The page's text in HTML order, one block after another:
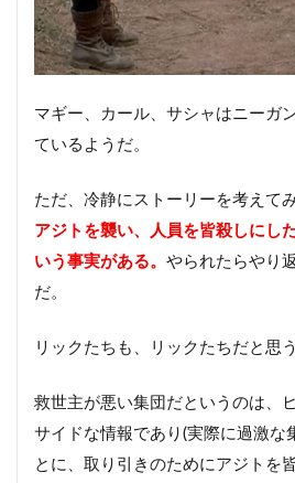
マギー、カール、サシャはニーガ
ているようだ。
ただ、冷静にストーリーを考えてみ
アジトを襲い、人員を皆殺しにし
いう事実がある。 やられたらやり
だ。
リックたちも、リックたちだと思う
救世主が悪い集団だというのは、
サイドな情報であり(実際に過激な
とに、取り引きのためにアジトを